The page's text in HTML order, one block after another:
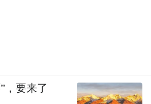
，要来了